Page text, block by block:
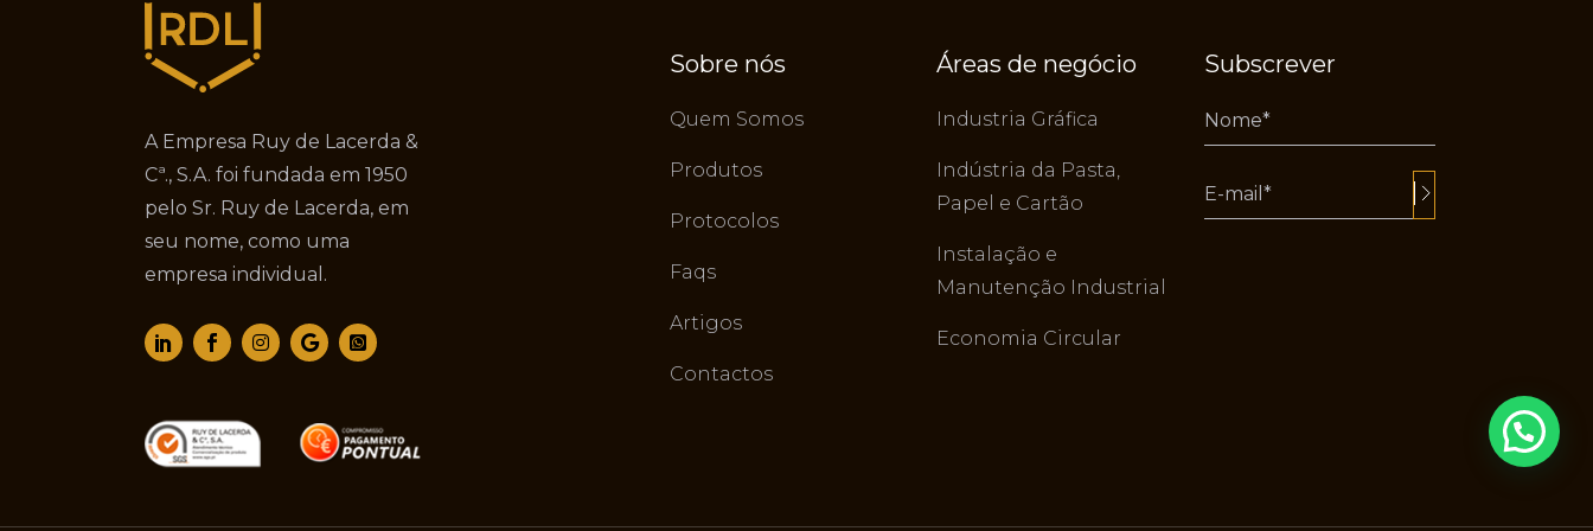
A Empresa Ruy de Lacerda &
Cª., S.A. foi fundada em 1950
pelo Sr. Ruy de Lacerda, em
seu nome, como uma
empresa individual.
Sobre nós
Quem Somos
Produtos
Protocolos
Faqs
Artigos
Contactos
Áreas de negócio
Industria Gráfica
Indústria da Pasta,
Papel e Cartão
Instalação e
Manutenção Industrial
Economia Circular
Subscrever